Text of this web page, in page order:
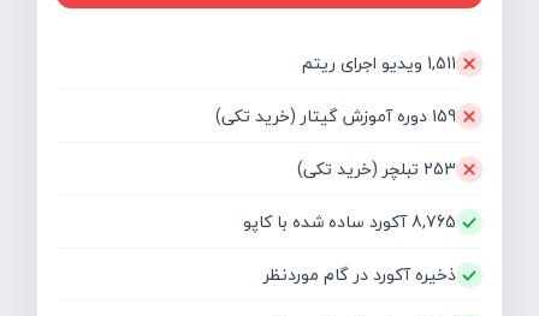
1,511 ویدیو اجرای ریتم
159 دوره آموزش گیتار (خرید تکی)
253 تبلچر (خرید تکی)
8,765 آکورد ساده شده با کاپو
ذخیره آکورد در گام موردنظر